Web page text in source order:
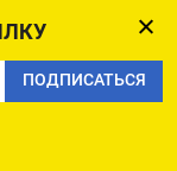
ПОДПИСАТЬСЯ
в